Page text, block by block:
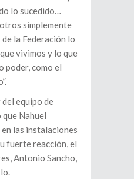
lo sucedido…
simplemente
la Federación lo
vivimos y lo que
poder, como el
equipo de
Nahuel
las instalaciones
fuerte reacción, el
Antonio Sancho,